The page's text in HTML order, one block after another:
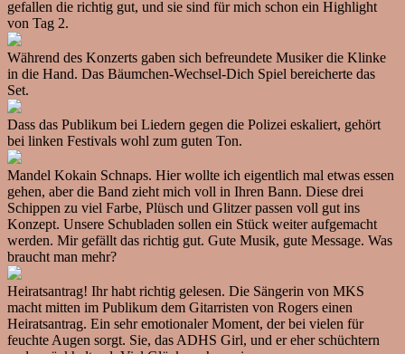
gefallen die richtig gut, und sie sind für mich schon ein Highlight
von Tag 2.
Während des Konzerts gaben sich befreundete Musiker die Klinke
in die Hand. Das Bäumchen-Wechsel-Dich Spiel bereicherte das
Set.
Dass das Publikum bei Liedern gegen die Polizei eskaliert, gehört
bei linken Festivals wohl zum guten Ton.
Mandel Kokain Schnaps. Hier wollte ich eigentlich mal etwas essen
gehen, aber die Band zieht mich voll in Ihren Bann. Diese drei
Schippen zu viel Farbe, Plüsch und Glitzer passen voll gut ins
Konzept. Unsere Schubladen sollen ein Stück weiter aufgemacht
werden. Mir gefällt das richtig gut. Gute Musik, gute Message. Was
braucht man mehr?
Heiratsantrag! Ihr habt richtig gelesen. Die Sängerin von MKS
macht mitten im Publikum dem Gitarristen von Rogers einen
Heiratsantrag. Ein sehr emotionaler Moment, der bei vielen für
feuchte Augen sorgt. Sie, das ADHS Girl, und er eher schüchtern